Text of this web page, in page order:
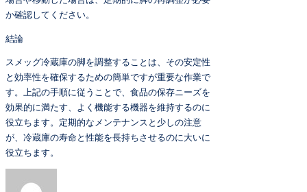
か確認してください。
結論
スメッグ冷蔵庫の脚を調整することは、その安定性
と効率性を確保するための簡単ですが重要な作業で
す。上記の手順に従うことで、食品の保存ニーズを
効果的に満たす、よく機能する機器を維持するのに
役立ちます。定期的なメンテナンスと少しの注意
が、冷蔵庫の寿命と性能を長持ちさせるのに大いに
役立ちます。